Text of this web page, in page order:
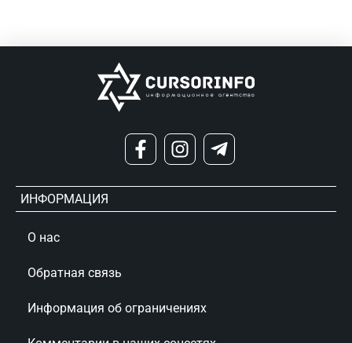
ИНФОРМАЦИЯ
О нас
Обратная связь
Информация об ограничениях